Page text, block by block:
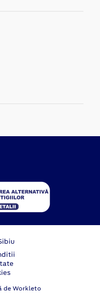
Workleto